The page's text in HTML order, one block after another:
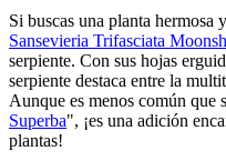
Si buscas una planta hermosa
Sansevieria Trifasciata
serpiente. Con sus hojas
serpiente destaca entre la
Aunque es menos común que
Superba", ¡es una adición
plantas!